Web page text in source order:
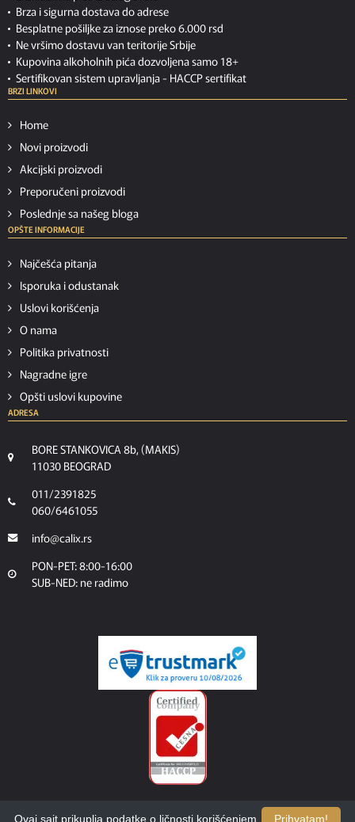
Brza i sigurna dostava do adrese
Besplatne pošiljke za iznose preko 6.000 rsd
Ne vršimo dostavu van teritorije Srbije
Kupovina alkoholnih pića dozvoljena samo 18+
Sertifikovan sistem upravljanja - HACCP sertifikat
BRZI LINKOVI
Home
Novi proizvodi
Akcijski proizvodi
Preporučeni proizvodi
Poslednje sa našeg bloga
OPŠTE INFORMACIJE
Najčešća pitanja
Isporuka i odustanak
Uslovi korišćenja
O nama
Politika privatnosti
Nagradne igre
Opšti uslovi kupovine
ADRESA
BORE STANKOVICA 8b, (MAKIS)
11030 BEOGRAD
011/2391825
060/6461055
info@calix.rs
PON-PET: 8:00-16:00
SUB-NED: ne radimo
Prihvatam!
Ovaj sajt prikuplja podatke o ličnosti korišćenjem